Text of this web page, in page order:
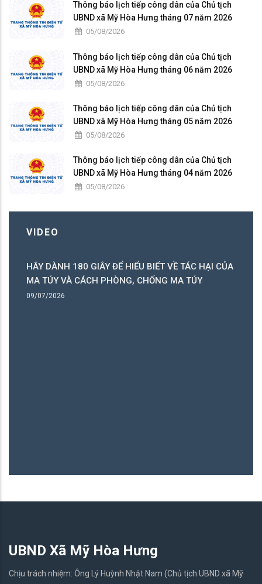
Thông báo lịch tiếp công dân của Chủ tịch
UBND xã Mỹ Hòa Hưng tháng 07 năm 2026
05/08/2026
Thông báo lịch tiếp công dân của Chủ tịch
UBND xã Mỹ Hòa Hưng tháng 06 năm 2026
05/08/2026
Thông báo lịch tiếp công dân của Chủ tịch
UBND xã Mỹ Hòa Hưng tháng 05 năm 2026
05/08/2026
Thông báo lịch tiếp công dân của Chủ tịch
UBND xã Mỹ Hòa Hưng tháng 04 năm 2026
05/08/2026
VIDEO
HÃY DÀNH 180 GIÂY ĐỂ HIỂU BIẾT VỀ TÁC HẠI CỦA
MA TÚY VÀ CÁCH PHÒNG, CHỐNG MA TÚY
09/07/2026
UBND Xã Mỹ Hòa Hưng
Chịu trách nhiệm: Ông Lý Huỳnh Nhật Nam (Chủ tịch UBND xã Mỹ